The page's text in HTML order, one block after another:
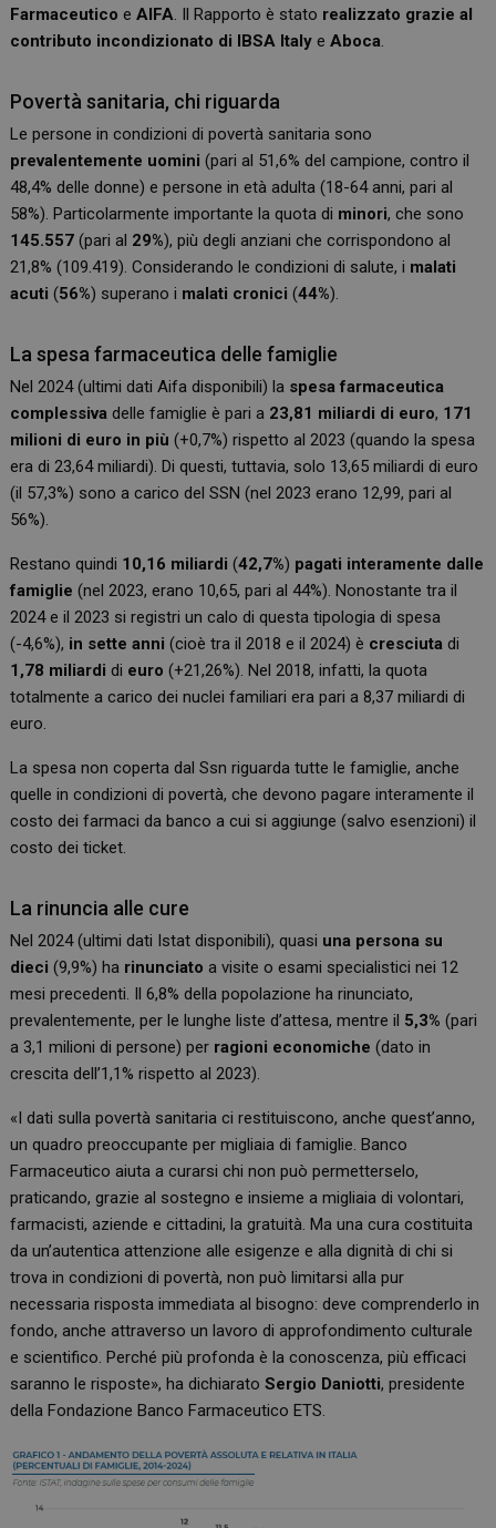
Farmaceutico eAIFA. Il Rapporto è stato realizzato grazie al
contributo incondizionato di IBSA Italye Aboca.
Povertà sanitaria, chi riguarda
Le persone in condizioni di povertà sanitaria sono
prevalentemente uomini (pari al 51,6% del campione, contro il
48,4% delle donne) e persone in età adulta (18-64 anni, pari al
58%). Particolarmente importante la quota di minori, che sono
145.557 (pari al 29%), più degli anziani che corrispondono al
21,8% (109.419). Considerando le condizioni di salute, i malati
acuti (56%) superano i malati cronici (44%).
La spesa farmaceutica delle famiglie
Nel 2024 (ultimi dati Aifa disponibili) la spesa farmaceutica
complessiva delle famiglie è pari a 23,81 miliardi di euro, 171
milioni di euro in più (+0,7%) rispetto al 2023 (quando la spesa
era di 23,64 miliardi). Di questi, tuttavia, solo 13,65 miliardi di euro
(il 57,3%) sono a carico del SSN (nel 2023 erano 12,99, pari al
56%).
Restano quindi 10,16 miliardi (42,7%) pagati interamente dalle
famiglie (nel 2023, erano 10,65, pari al 44%). Nonostante tra il
2024 e il 2023 si registri un calo di questa tipologia di spesa
(-4,6%), in sette anni (cioè tra il 2018 e il 2024) è cresciuta di
1,78 miliardi di euro (+21,26%). Nel 2018, infatti, la quota
totalmente a carico dei nuclei familiari era pari a 8,37 miliardi di
euro.
La spesa non coperta dal Ssn riguarda tutte le famiglie, anche
quelle in condizioni di povertà, che devono pagare interamente il
costo dei farmaci da banco a cui si aggiunge (salvo esenzioni) il
costo dei ticket.
La rinuncia alle cure
Nel 2024 (ultimi dati Istat disponibili), quasi una persona su
dieci (9,9%) ha rinunciato a visite o esami specialistici nei 12
mesi precedenti. Il 6,8% della popolazione ha rinunciato,
prevalentemente, per le lunghe liste d’attesa, mentre il 5,3% (pari
a 3,1 milioni di persone) per ragioni economiche (dato in
crescita dell’1,1% rispetto al 2023).
«I dati sulla povertà sanitaria ci restituiscono, anche quest’anno,
un quadro preoccupante per migliaia di famiglie. Banco
Farmaceutico aiuta a curarsi chi non può permetterselo,
praticando, grazie al sostegno e insieme a migliaia di volontari,
farmacisti, aziende e cittadini, la gratuità. Ma una cura costituita
da un’autentica attenzione alle esigenze e alla dignità di chi si
trova in condizioni di povertà, non può limitarsi alla pur
necessaria risposta immediata al bisogno: deve comprenderlo in
fondo, anche attraverso un lavoro di approfondimento culturale
e scientifico. Perché più profonda è la conoscenza, più efficaci
saranno le risposte», ha dichiaratoSergio Daniotti, presidente
della Fondazione Banco Farmaceutico ETS.